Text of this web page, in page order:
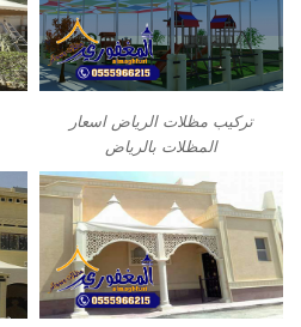
تركيب مظلات الرياض اسعار
المظلات بالرياض